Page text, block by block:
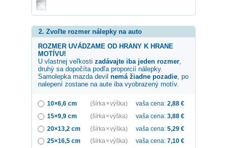
2. Zvoľte rozmer nálepky na auto
ROZMER UVÁDZAME OD HRANY K HRANE
MOTÍVU!
U vlastnej veľkosti zadávajte iba jeden rozmer,
druhý sa dopočíta podľa proporcií nálepky.
Samolepka mazda devil nemá žiadne pozadie, po
nalepení zostane na aute iba vyobrazený motív.
10×6,6 cm (šírka × výška) vaša cena: 2,88 €
15×9,9 cm
(šírka × výška) vaša cena: 3,88 €
20×13,2 cm
(šírka × výška) vaša cena: 5,29 €
25×16,5 cm
(šírka × výška) vaša cena: 7,10 €